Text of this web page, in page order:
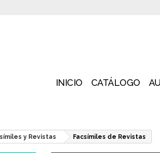
INICIO CATÁLOGO
y Revistas Facsímiles de Revistas